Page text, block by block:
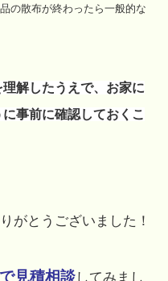
の散布が終わったら一般的な
解したうえで、お家に
事前に確認しておくこ
がとうございました！
見積相談してみまし